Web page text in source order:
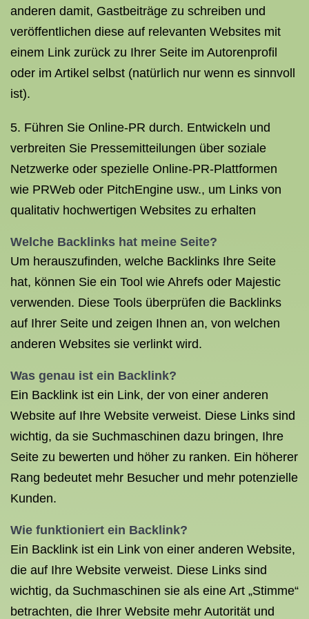
anderen damit, Gastbeiträge zu schreiben und
veröffentlichen diese auf relevanten Websites mit
einem Link zurück zu Ihrer Seite im Autorenprofil
oder im Artikel selbst (natürlich nur wenn es sinnvoll
ist).
5. Führen Sie Online-PR durch. Entwickeln und
verbreiten Sie Pressemitteilungen über soziale
Netzwerke oder spezielle Online-PR-Plattformen
wie PRWeb oder PitchEngine usw., um Links von
qualitativ hochwertigen Websites zu erhalten
Welche Backlinks hat meine Seite?
Um herauszufinden, welche Backlinks Ihre Seite
hat, können Sie ein Tool wie Ahrefs oder Majestic
verwenden. Diese Tools überprüfen die Backlinks
auf Ihrer Seite und zeigen Ihnen an, von welchen
anderen Websites sie verlinkt wird.
Was genau ist ein Backlink?
Ein Backlink ist ein Link, der von einer anderen
Website auf Ihre Website verweist. Diese Links sind
wichtig, da sie Suchmaschinen dazu bringen, Ihre
Seite zu bewerten und höher zu ranken. Ein höherer
Rang bedeutet mehr Besucher und mehr potenzielle
Kunden.
Wie funktioniert ein Backlink?
Ein Backlink ist ein Link von einer anderen Website,
die auf Ihre Website verweist. Diese Links sind
wichtig, da Suchmaschinen sie als eine Art „Stimme“
betrachten, die Ihrer Website mehr Autorität und